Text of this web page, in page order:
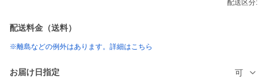
配送区分:
配送料金（送料）
※離島などの例外はあります。詳細はこちら
お届け日指定 可